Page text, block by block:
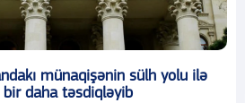
münaqişənin sülh yolu ilə
daha təsdiqləyib